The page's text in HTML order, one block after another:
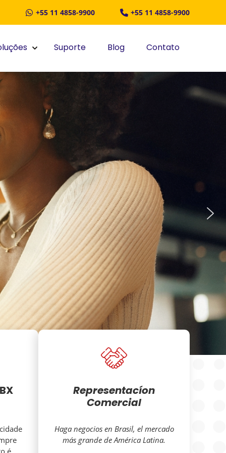
+55 11 4858-9900 +55 11 4858-9900
Suporte Blog Contato
é
Representacíon
Comercial
Haga negocios en Brasil, el mercado
más grande de América Latina.